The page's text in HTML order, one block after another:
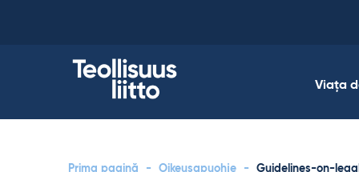
Viața
Prima pagină - Oikeusapuohje - Guidelines-on-